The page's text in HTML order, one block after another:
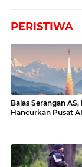
PERISTIWA
Balas Serangan
Hancurkan Pusat